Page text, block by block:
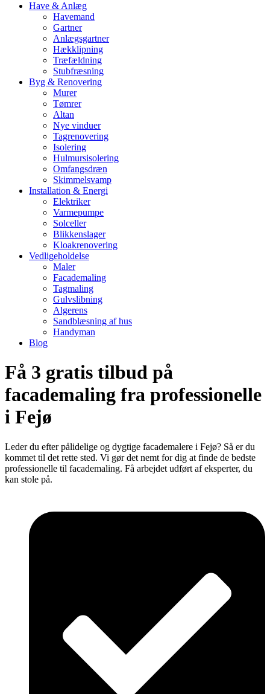
Have & Anlæg
Havemand
Gartner
Anlægsgartner
Hækklipning
Træfældning
Stubfræsning
Byg & Renovering
Murer
Tømrer
Altan
Nye vinduer
Tagrenovering
Isolering
Hulmursisolering
Omfangsdræn
Skimmelsvamp
Installation & Energi
Elektriker
Varmepumpe
Solceller
Blikkenslager
Kloakrenovering
Vedligeholdelse
Maler
Facademaling
Tagmaling
Gulvslibning
Algerens
Sandblæsning af hus
Handyman
Blog
Få 3 gratis tilbud på
facademaling fra professionelle
i Fejø
Leder du efter pålidelige og dygtige facademalere i Fejø? Så er du
kommet til det rette sted. Vi gør det nemt for dig at finde de bedste
professionelle til facademaling. Få arbejdet udført af eksperter, du
kan stole på.